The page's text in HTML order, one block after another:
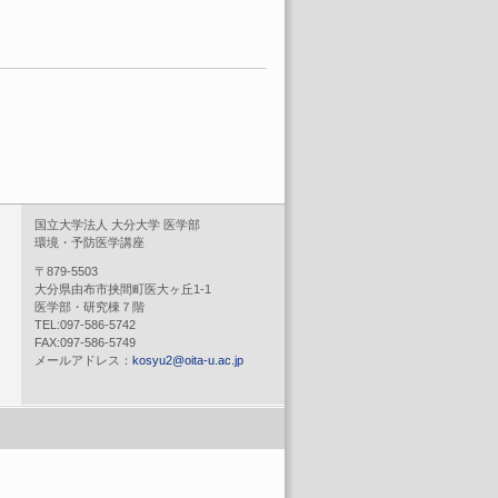
国立大学法人 大分大学 医学部
環境・予防医学講座
〒879-5503
大分県由布市挟間町医大ヶ丘1-1
医学部・研究棟７階
TEL:097-586-5742
FAX:097-586-5749
メールアドレス： kosyu2@oita-u.ac.jp